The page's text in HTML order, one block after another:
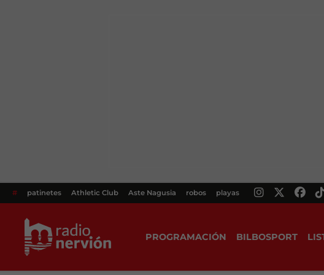
# patinetes Athletic Club Aste Nagusia robos playas
PROGRAMACIÓN BILBOSPORT